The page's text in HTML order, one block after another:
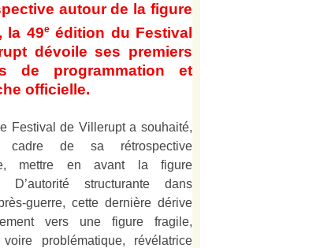
autour de la figure
la 49e édition du Festival
dévoile ses premiers
de programmation et
officielle.
Festival de Villerupt a souhaité,
de sa rétrospective
mettre en avant la figure
D’autorité structurante dans
guerre, cette dernière dérive
vers une figure fragile,
problématique, révélatrice